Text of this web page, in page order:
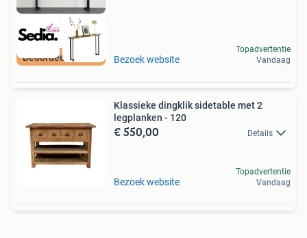
Beoordeeld met 9+ Bezoek website
Topadvertentie
Vandaag
Klassieke dingklik sidetable met 2
legplanken - 120
€ 550,00 Details
Bezoek website
Topadvertentie
Vandaag